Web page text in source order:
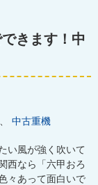
きます！中
中古重機
い風が強く吹いて
西なら「六甲おろ
々あって面白いで